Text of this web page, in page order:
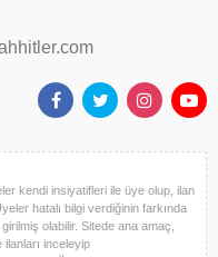
kendi insiyatifleri ile üye olup, ilan
hatalı bilgi verdiğinin farkında
olabilir. Sitede ana amaç,
inceleyip